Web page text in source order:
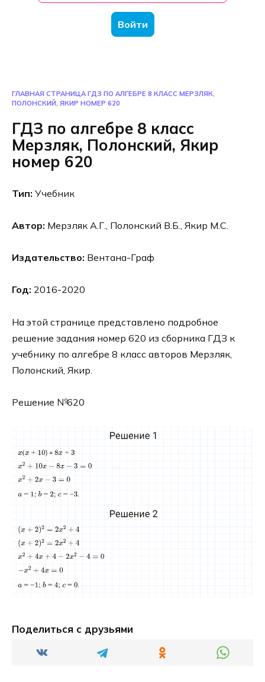
Войти
ГЛАВНАЯ СТРАНИЦА ГДЗ ПО АЛГЕБРЕ 8 КЛАСС МЕРЗЛЯК,
ПОЛОНСКИЙ, ЯКИР НОМЕР 620
ГДЗ по алгебре 8 класс
Мерзляк, Полонский, Якир
номер 620
Тип: Учебник
Автор: Мерзляк А.Г., Полонский В.Б., Якир М.С.
Издательство: Вентана-Граф
Год: 2016-2020
На этой странице представлено подробное
решение задания номер 620 из сборника ГДЗ к
учебнику по алгебре 8 класс авторов Мерзляк,
Полонский, Якир.
Решение №620
Поделиться с друзьями